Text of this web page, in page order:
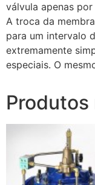
válvula apenas
A troca da
para um intervalo
extremamente
especiais. O